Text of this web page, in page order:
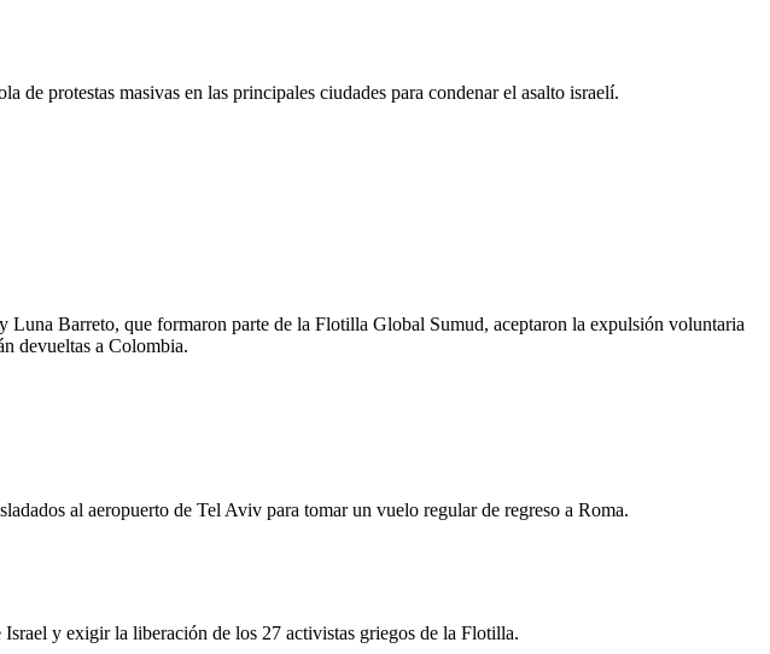
protestas masivas en las principales ciudades para condenar el asalto israelí.
Barreto, que formaron parte de la Flotilla Global Sumud, aceptaron la expulsión voluntaria
devueltas a Colombia.
al aeropuerto de Tel Aviv para tomar un vuelo regular de regreso a Roma.
y exigir la liberación de los 27 activistas griegos de la Flotilla.